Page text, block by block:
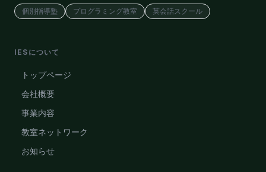
個別指導塾 プログラミング教室 英会話スクール
IESについて
トップページ
会社概要
事業内容
教室ネットワーク
お知らせ